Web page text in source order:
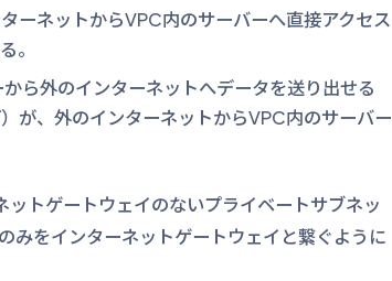
ーネットからVPC内のサーバーへ直接アクセス
。
ら外のインターネットへデータを送り出せる
が、外のインターネットからVPC内のサーバー
ットゲートウェイのないプライベートサブネッ
みをインターネットゲートウェイと繋ぐように